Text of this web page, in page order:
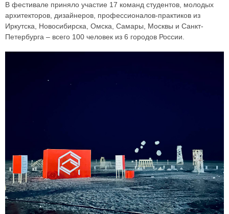
В фестивале приняло участие 17 команд студентов, молодых
архитекторов, дизайнеров, профессионалов-практиков из
Иркутска, Новосибирска, Омска, Самары, Москвы и Санкт-
Петербурга – всего 100 человек из 6 городов России.